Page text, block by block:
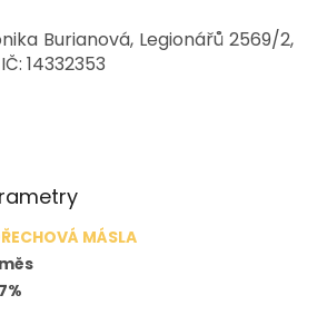
Burianová, Legionářů 2569/2,
14332353
MÁSLA